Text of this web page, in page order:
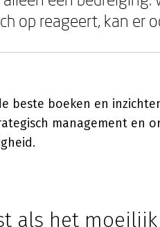
op reageert, kan er
beste boeken en
management en
als het